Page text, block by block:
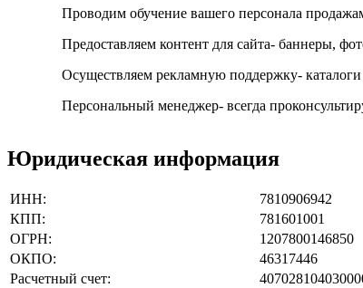
Проводим обучение вашего персонала
Предоставляем контент для сайта- баннеры,
Осуществляем рекламную поддержку-
Персональный менеджер- всегда
Юридическая информация
ИНН:
7810906942
КПП:
781601001
ОГРН:
1207800146850
ОКПО:
46317446
Расчетный счет: